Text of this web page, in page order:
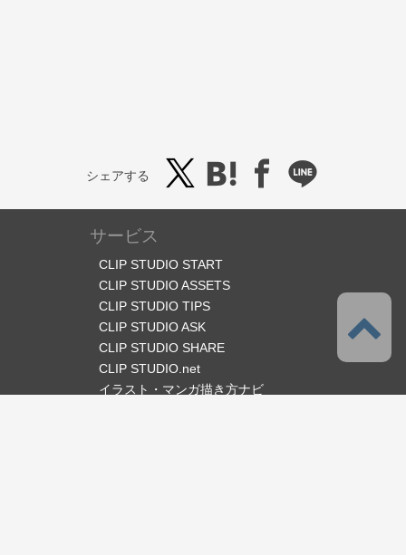
シェアする
サービス
CLIP STUDIO START
CLIP STUDIO ASSETS
CLIP STUDIO TIPS
CLIP STUDIO ASK
CLIP STUDIO SHARE
CLIP STUDIO.net
イラスト・マンガ描き方ナビ